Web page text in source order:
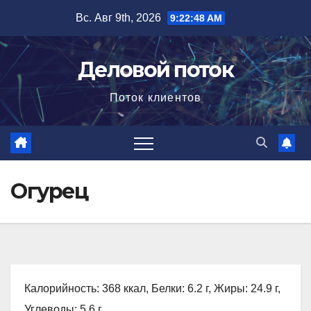
содержимому
Вс. Авг 9th, 2026 9:22:49 AM
Деловой поток
Поток клиентов
Огурец
Калорийность: 368 ккал, Белки: 6.2 г, Жиры: 24.9 г,